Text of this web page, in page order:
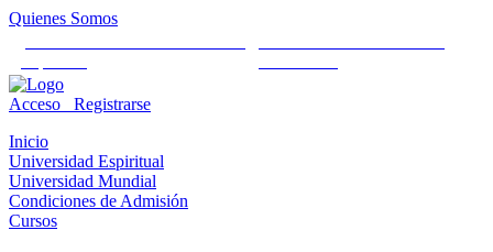
Quienes Somos
Acceso
Registrarse
Inicio
Universidad Espiritual
Universidad Mundial
Condiciones de Admisión
Cursos